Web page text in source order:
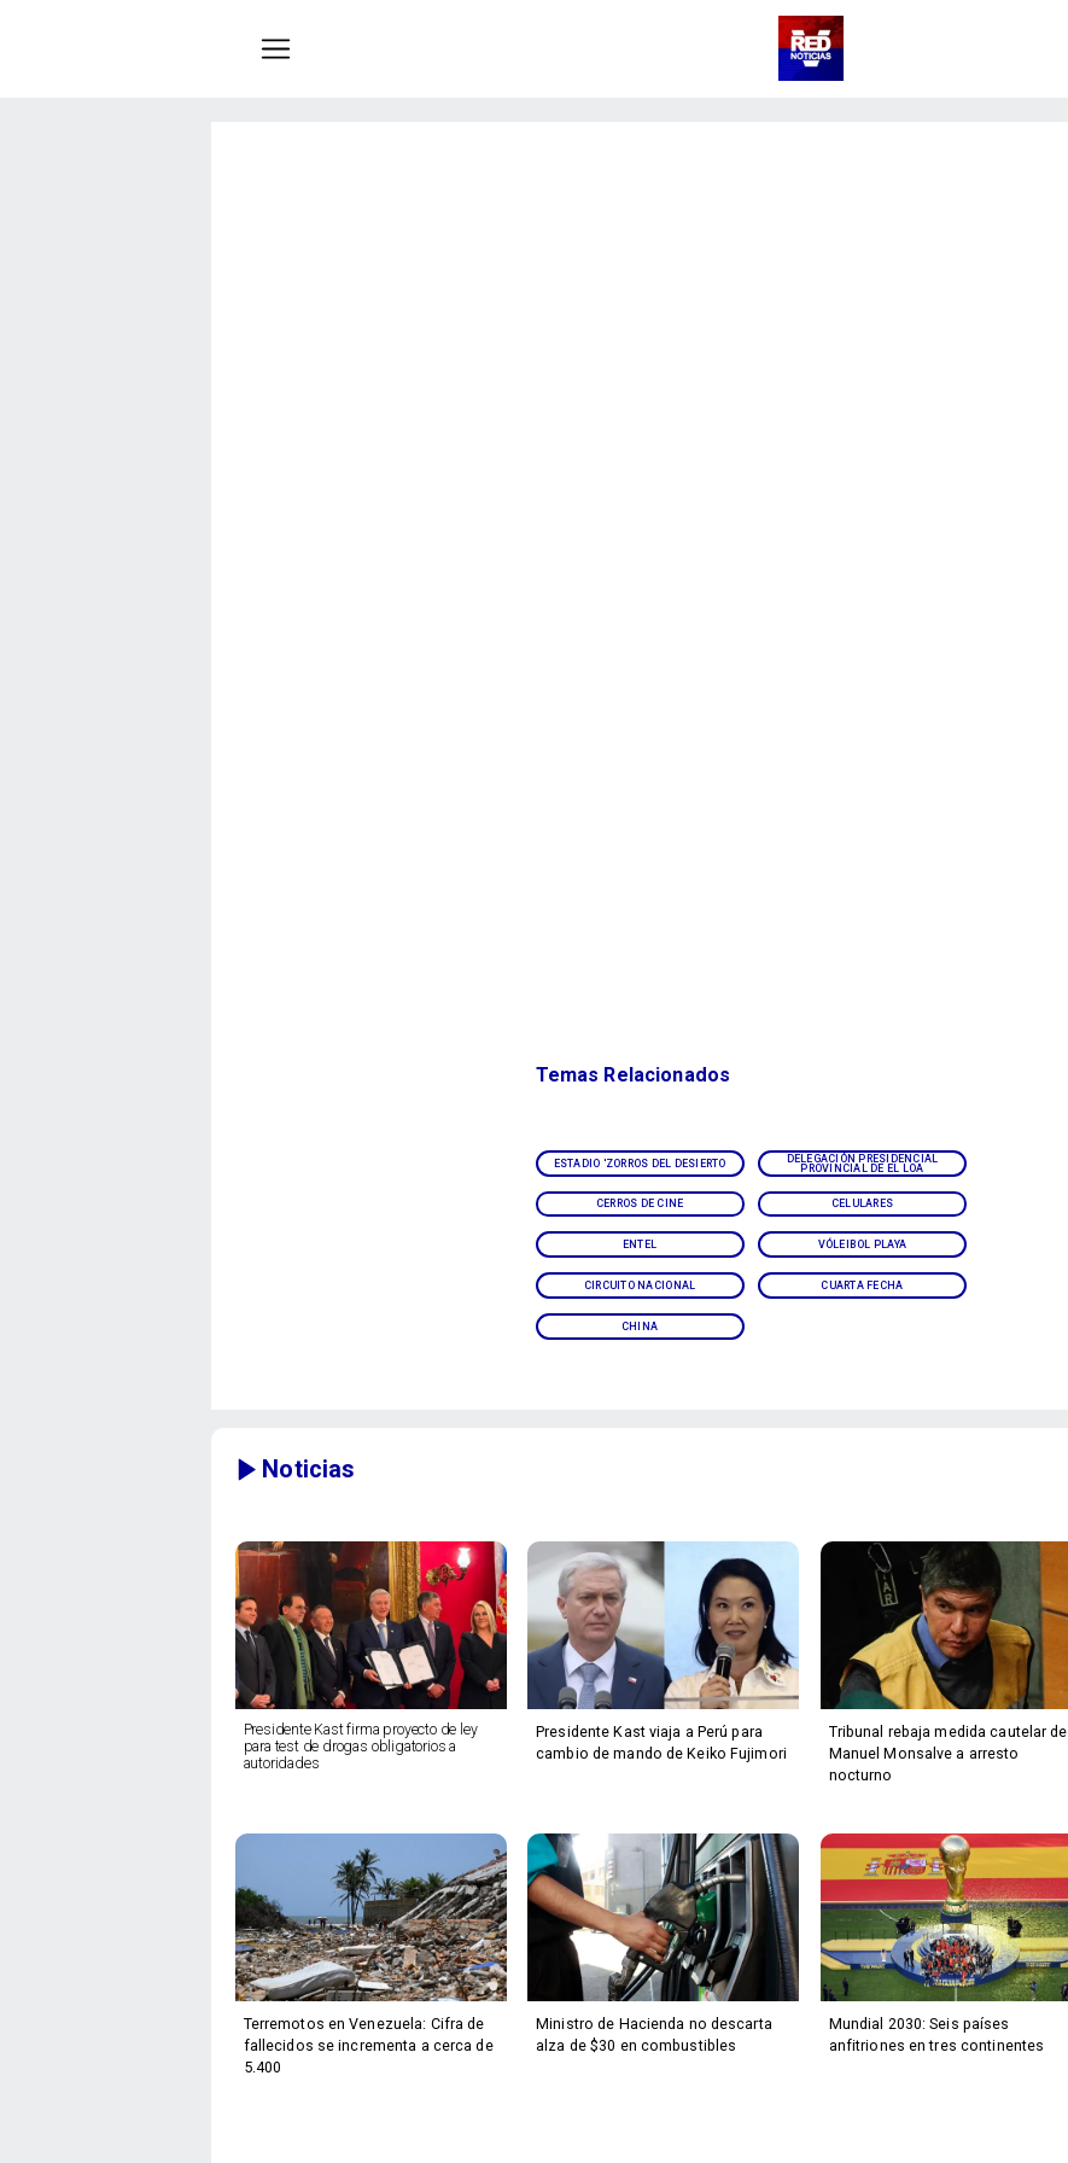
ESTADIO 'ZORROS DEL DESIERTO
DELEGACIÓN PRESIDENCIAL
PROVINCIAL DE EL LOA
CERROS DE CINE CELULARES
ENTEL VÓLEIBOL PLAYA
CIRCUITO NACIONAL CUARTA FECHA
CHINA
Temas Relacionados
Noticias
Presidente Kast firma proyecto de ley
para test de drogas obligatorios a
autoridades
Presidente Kast viaja a Perú para
cambio de mando de Keiko Fujimori
Tribunal rebaja medida cautelar de
Manuel Monsalve a arresto
nocturno
Terremotos en Venezuela: Cifra de
fallecidos se incrementa a cerca de
5.400
Ministro de Hacienda no descarta
alza de $30 en combustibles
Mundial 2030: Seis países
anfitriones en tres continentes